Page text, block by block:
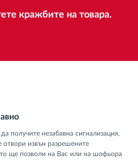
кражбите на товара.
получите незабавна сигнализация,
отвори извън разрешените
ще позволи на Вас или на шофьора